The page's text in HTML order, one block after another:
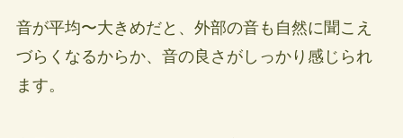
音が平均〜大きめだと、外部の音も自然に聞こえ
づらくなるからか、音の良さがしっかり感じられ
ます。